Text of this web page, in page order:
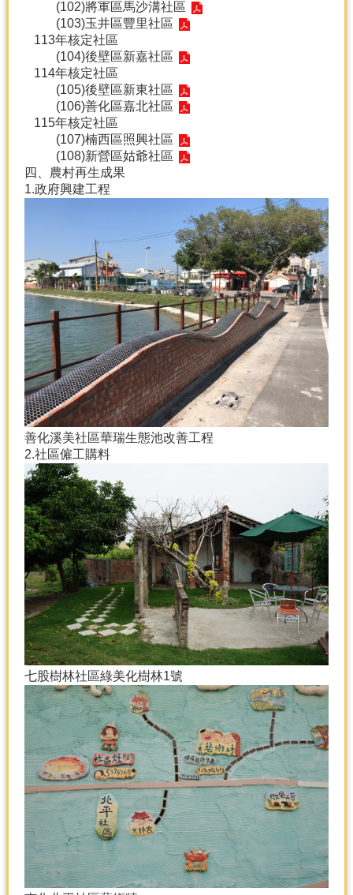
(102)將軍區馬沙溝社區
(103)玉井區豐里社區
113年核定社區
(104)後壁區新嘉社區
114年核定社區
(105)後壁區新東社區
(106)善化區嘉北社區
115年核定社區
(107)楠西區照興社區
(108)新營區姑爺社區
四、農村再生成果
1.政府興建工程
善化溪美社區華瑞生態池改善工程
2.社區僱工購料
七股樹林社區綠美化樹林1號